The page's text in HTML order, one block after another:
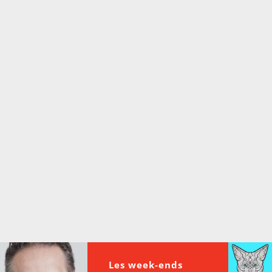
locale vous sont maintenant accessibles en un clic!
Les week-ends